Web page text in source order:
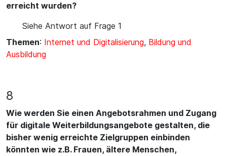
erreicht wurden?
Siehe Antwort auf Frage 1
Themen: Internet und Digitalisierung, Bildung und
Ausbildung
8
Wie werden Sie einen Angebotsrahmen und Zugang
für digitale Weiterbildungsangebote gestalten, die
bisher wenig erreichte Zielgruppen einbinden
könnten wie z.B. Frauen, ältere Menschen,